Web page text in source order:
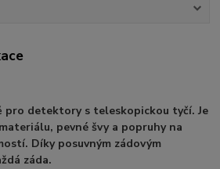
pro detektory s teleskopickou tyčí. Je
pevné švy a popruhy na
Díky posuvným zádovým
záda.